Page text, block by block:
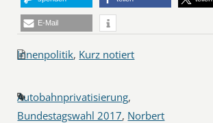
E-Mail
Innenpolitik, Kurz notiert
Autobahnprivatisierung,
Bundestagswahl 2017, Norbert